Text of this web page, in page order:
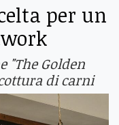
per un
"The Golden
di carni